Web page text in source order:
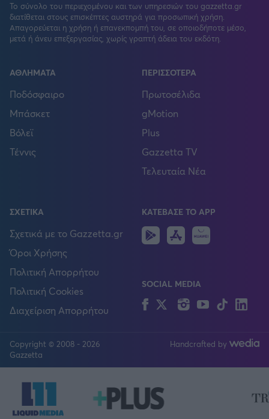
Το σύνολο του περιεχομένου και των υπηρεσιών του gazzetta.gr
διατίθεται στους επισκέπτες αυστηρά για προσωπική χρήση.
Απαγορεύεται η χρήση ή επανεκπομπή του, σε οποιοδήποτε μέσο,
μετά ή άνευ επεξεργασίας, χωρίς γραπτή άδεια του εκδότη.
ΑΘΛΗΜΑΤΑ
Ποδόσφαιρο
Μπάσκετ
Βόλεϊ
Τέννις
ΠΕΡΙΣΣΟΤΕΡΑ
Πρωτοσέλιδα
gMotion
Plus
Gazzetta TV
Τελευταία Νέα
ΣΧΕΤΙΚΑ
Σχετικά με το Gazzetta.gr
Όροι Χρήσης
Πολιτική Απορρήτου
Πολιτική Cookies
Διαχείριση Απορρήτου
ΚΑΤΕΒΑΣΕ ΤΟ APP
Android
IOS
SOCIAL MEDIA
FacebookTwitterInstagram
YouTubeTikTok
Copyright © 2008 - 2026
Gazzetta
Handcrafted by